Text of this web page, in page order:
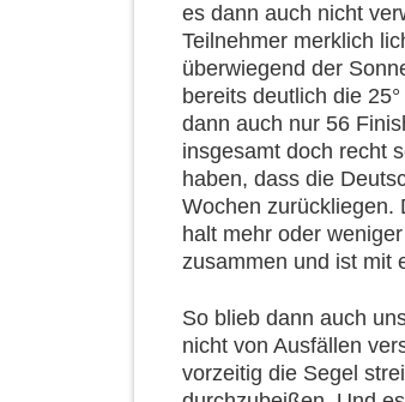
es dann auch nicht
Teilnehmer merklich
überwiegend der
bereits deutlich die
dann auch nur 56
insgesamt doch recht
haben, dass die
Wochen zurückliegen.
halt mehr oder
zusammen und ist mit
So blieb dann auch
nicht von Ausfällen
vorzeitig die Segel